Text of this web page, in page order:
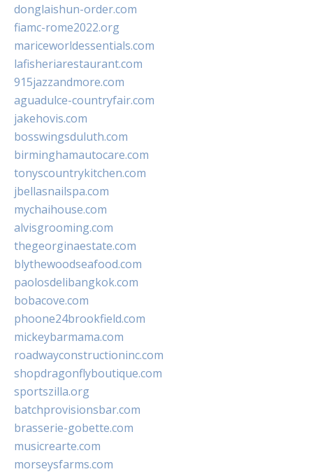
donglaishun-order.com
fiamc-rome2022.org
mariceworldessentials.com
lafisheriarestaurant.com
915jazzandmore.com
aguadulce-countryfair.com
jakehovis.com
bosswingsduluth.com
birminghamautocare.com
tonyscountrykitchen.com
jbellasnailspa.com
mychaihouse.com
alvisgrooming.com
thegeorginaestate.com
blythewoodseafood.com
paolosdelibangkok.com
bobacove.com
phoone24brookfield.com
mickeybarmama.com
roadwayconstructioninc.com
shopdragonflyboutique.com
sportszilla.org
batchprovisionsbar.com
brasserie-gobette.com
musicrearte.com
morseysfarms.com